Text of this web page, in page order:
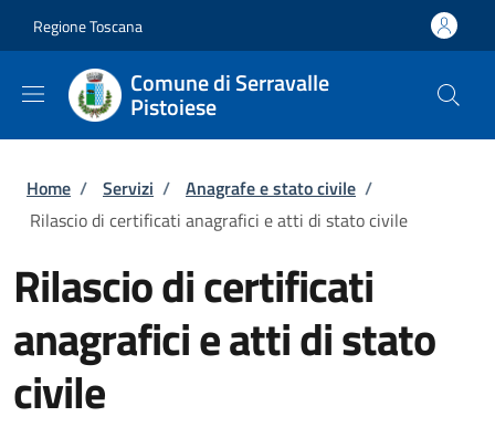
Regione Toscana
Comune di Serravalle
Pistoiese
Briciole di pane
Home / Servizi / Anagrafe e stato civile /
Rilascio di certificati anagrafici e atti di stato civile
Rilascio di certificati
anagrafici e atti di stato
civile